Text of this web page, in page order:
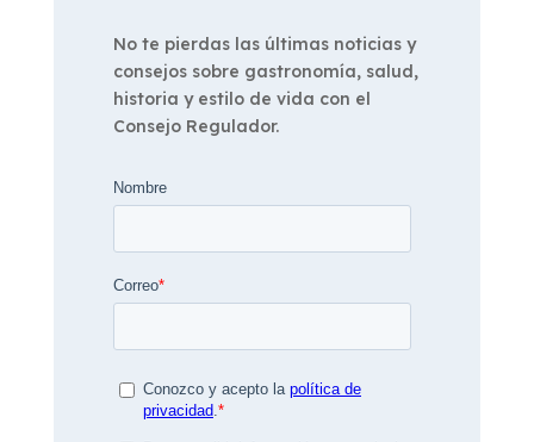
No te pierdas las últimas noticias y
consejos sobre gastronomía, salud,
historia y estilo de vida con el
Consejo Regulador.